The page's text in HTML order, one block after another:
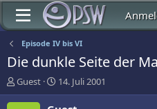
Episode IV bis VI
Die dunkle Seite der
E
r
s
Guest
E
r
s
14. Juli 2001